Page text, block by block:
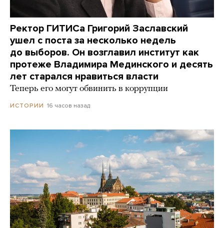
Ректор ГИТИСа Григорий Заславский
ушел с поста за несколько недель
до выборов. Он возглавил институт как
протеже Владимира Мединского и десять
лет старался нравиться власти
Теперь его могут обвинить в коррупции
ИСТОРИИ 16 часов назад